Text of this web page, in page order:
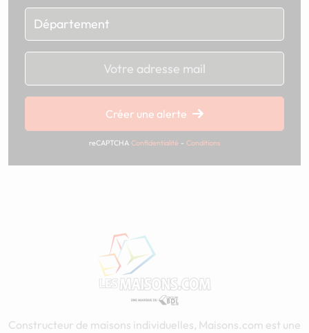
Chargement...
Créer une alerte
reCAPTCHA Confidentialité - Conditions
Constructeur de maisons individuelles, Maisons.com est une